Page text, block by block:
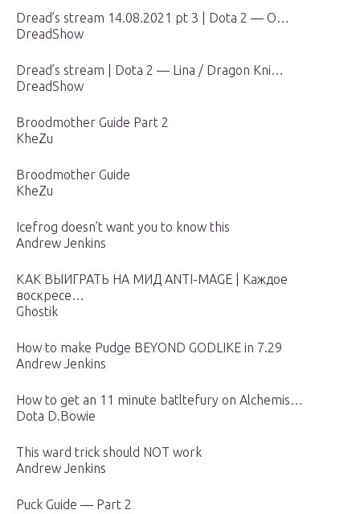
Dread’s stream 14.08.2021 pt 3 | Dota 2 — O…
DreadShow
Dread’s stream | Dota 2 — Lina / Dragon Kni…
DreadShow
Broodmother Guide Part 2
KheZu
Broodmother Guide
KheZu
Icefrog doesn’t want you to know this
Andrew Jenkins
КАК ВЫИГРАТЬ НА МИД ANTI-MAGE | Каждое
воскресе…
Ghostik
How to make Pudge BEYOND GODLIKE in 7.29
Andrew Jenkins
How to get an 11 minute batltefury on Alchemis…
Dota D.Bowie
This ward trick should NOT work
Andrew Jenkins
Puck Guide — Part 2